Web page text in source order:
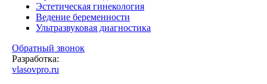
Эстетическая гинекология
Ведение беременности
Ультразвуковая диагностика
Обратный звонок
Разработка:
vlasovpro.ru